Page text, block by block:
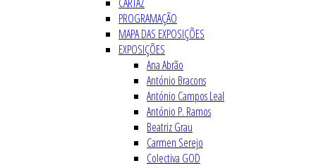
CARTAZ
PROGRAMAÇÃO
MAPA DAS EXPOSIÇÕES
EXPOSIÇÕES
Ana Abrão
António Bracons
António Campos Leal
António P. Ramos
Beatriz Grau
Carmen Serejo
Colectiva GOD